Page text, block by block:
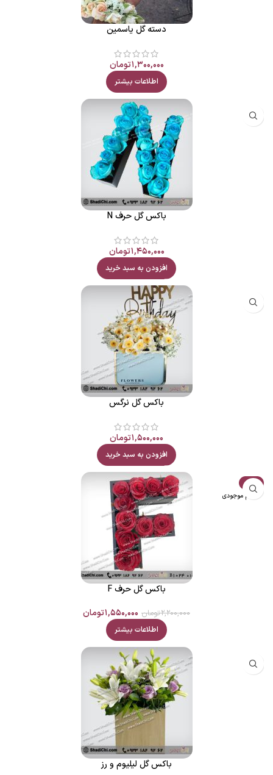
دسته گل یاسمین
۱,۳۰۰,۰۰۰تومان
اطلاعات بیشتر
باکس گل حرف N
۱,۴۵۰,۰۰۰تومان
افزودن به سبد خرید
باکس گل نرگس
۱,۵۰۰,۰۰۰تومان
افزودن به سبد خرید
حراج
اتمام موجودی
باکس گل حرف F
۲,۲۰۰,۰۰۰تومان ۱,۵۵۰,۰۰۰تومان
اطلاعات بیشتر
باکس گل لیلیوم و رز